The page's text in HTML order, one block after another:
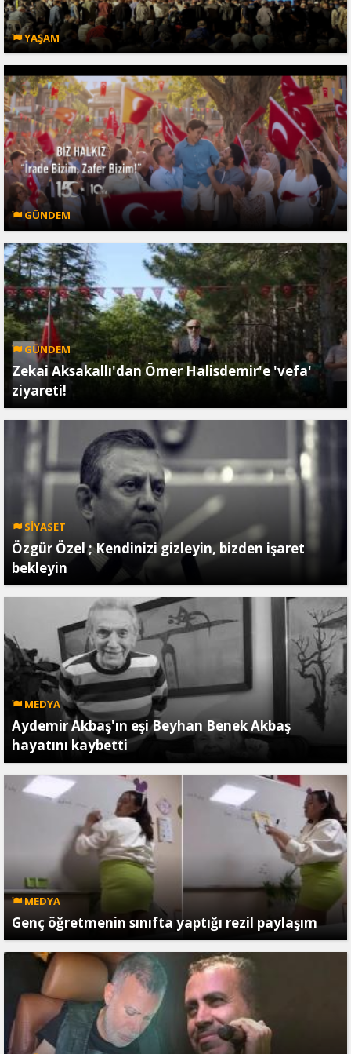
YAŞAM
GÜNDEM
GÜNDEM
Zekai Aksakallı'dan Ömer Halisdemir'e 'vefa'
ziyareti!
SİYASET
Özgür Özel ; Kendinizi gizleyin, bizden işaret
bekleyin
MEDYA
Aydemir Akbaş'ın eşi Beyhan Benek Akbaş
hayatını kaybetti
MEDYA
Genç öğretmenin sınıfta yaptığı rezil paylaşım